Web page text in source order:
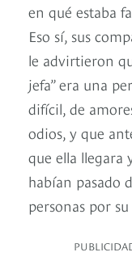
en qué estaba
Eso sí, sus
le advirtieron
jefa” era una
difícil, de
odios, y que
que ella llegara
habían pasado
personas por